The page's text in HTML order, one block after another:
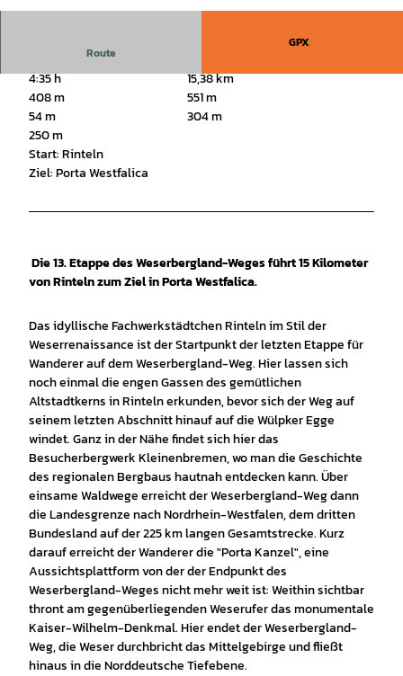
mareike_sonnenschein |CC-BY-SA
Route
GPX
4:35 h
15,38 km
408 m
551 m
54 m
304 m
250 m
Start: Rinteln
Ziel: Porta Westfalica
Die 13. Etappe des Weserbergland-Weges führt 15 Kilometer
von Rinteln zum Ziel in Porta Westfalica.
Das idyllische Fachwerkstädtchen Rinteln im Stil der
Weserrenaissance ist der Startpunkt der letzten Etappe für
Wanderer auf dem Weserbergland-Weg. Hier lassen sich
noch einmal die engen Gassen des gemütlichen
Altstadtkerns in Rinteln erkunden, bevor sich der Weg auf
seinem letzten Abschnitt hinauf auf die Wülpker Egge
windet. Ganz in der Nähe findet sich hier das
Besucherbergwerk Kleinenbremen, wo man die Geschichte
des regionalen Bergbaus hautnah entdecken kann. Über
einsame Waldwege erreicht der Weserbergland-Weg dann
die Landesgrenze nach Nordrhein-Westfalen, dem dritten
Bundesland auf der 225 km langen Gesamtstrecke. Kurz
darauf erreicht der Wanderer die "Porta Kanzel", eine
Aussichtsplattform von der der Endpunkt des
Weserbergland-Weges nicht mehr weit ist: Weithin sichtbar
thront am gegenüberliegenden Weserufer das monumentale
Kaiser-Wilhelm-Denkmal. Hier endet der Weserbergland-
Weg, die Weser durchbricht das Mittelgebirge und fließt
hinaus in die Norddeutsche Tiefebene.